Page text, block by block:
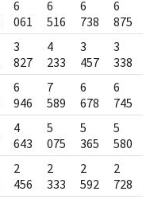
6
061
6
516
6
738
6
875
3
827
4
233
3
457
3
338
6
946
7
589
6
678
6
745
4
643
5
075
5
365
5
580
2
456
2
333
2
592
2
728